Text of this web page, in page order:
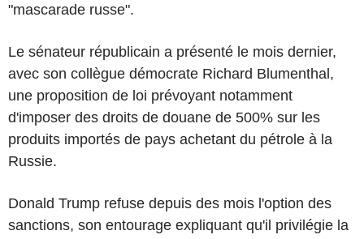
"mascarade russe".
Le sénateur républicain a présenté le mois dernier,
avec son collègue démocrate Richard Blumenthal,
une proposition de loi prévoyant notamment
d'imposer des droits de douane de 500% sur les
produits importés de pays achetant du pétrole à la
Russie.
Donald Trump refuse depuis des mois l'option des
sanctions, son entourage expliquant qu'il privilégie la